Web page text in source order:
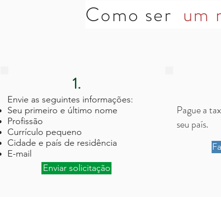
Como ser um
1.
Envie as seguintes informações:
Seu primeiro e último nome
Profissão
Currículo pequeno
Cidade e país de residência
E-mail
Enviar solicitação
Pague a
seu país.